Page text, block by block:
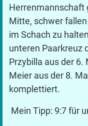
Herrenmannschaft
Mitte, schwer
im Schach zu
unteren Paarkreuz
Przybilla aus der
Meier aus der 8.
komplettiert.
Mein Tipp: 9:7 für